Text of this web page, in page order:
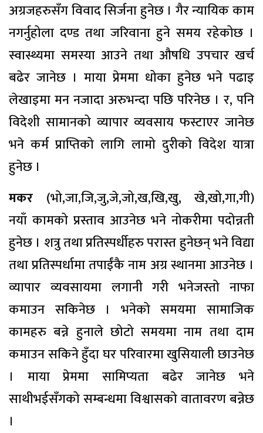
अग्रजहरुसँग विवाद सिर्जना हुनेछ । गैर न्यायिक काम
नगर्नुहोला दण्ड तथा जरिवाना हुने समय रहेकोछ ।
स्वास्थ्यमा समस्या आउने तथा औषधि उपचार खर्च
बढेर जानेछ । माया प्रेममा धोका हुनेछ भने पढाइ
लेखाइमा मन नजादा अरुभन्दा पछि परिनेछ । र, पनि
विदेशी सामानको व्यापार व्यवसाय फस्टाएर जानेछ
भने कर्म प्राप्तिको लागि लामो दुरीको विदेश यात्रा
हुनेछ ।
मकर (भो,जा,जि,जु,जे,जो,ख,खि,खु, खे,खो,गा,गी)
नयाँ कामको प्रस्ताव आउनेछ भने नोकरीमा पदोन्नती
हुनेछ । शत्रु तथा प्रतिस्पर्धीहरु परास्त हुनेछन् भने विद्या
तथा प्रतिस्पर्धामा तपाईंकै नाम अग्र स्थानमा आउनेछ ।
व्यापार व्यवसायमा लगानी गरी भनेजस्तो नाफा
कमाउन सकिनेछ । भनेको समयमा सामाजिक
कामहरु बन्ने हुनाले छोटो समयमा नाम तथा दाम
कमाउन सकिने हुँदा घर परिवारमा खुसियाली छाउनेछ
। माया प्रेममा सामिप्यता बढेर जानेछ भने
साथीभईसँगको सम्बन्धमा विश्वासको वातावरण बन्नेछ
।